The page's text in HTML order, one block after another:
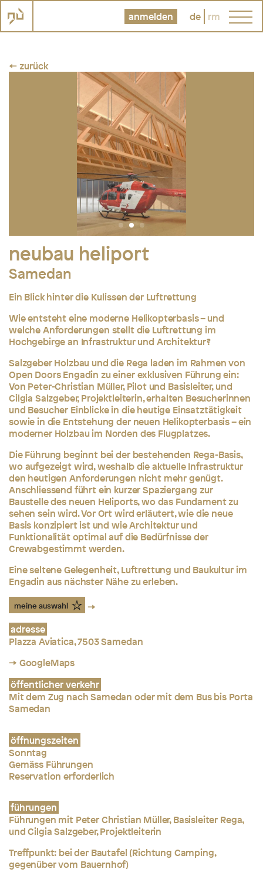
anmelden de rm
← zurück
neubau heliport
Samedan
Ein Blick hinter die Kulissen der Luftrettung
Wie entsteht eine moderne Helikopterbasis – und
welche Anforderungen stellt die Luftrettung im
Hochgebirge an Infrastruktur und Architektur?
Salzgeber Holzbau und die Rega laden im Rahmen von
Open Doors Engadin zu einer exklusiven Führung ein:
Von Peter-Christian Müller, Pilot und Basisleiter, und
Cilgia Salzgeber, Projektleiterin, erhalten Besucherinnen
und Besucher Einblicke in die heutige Einsatztätigkeit
sowie in die Entstehung der neuen Helikopterbasis – ein
moderner Holzbau im Norden des Flugplatzes.
Die Führung beginnt bei der bestehenden Rega-Basis,
wo aufgezeigt wird, weshalb die aktuelle Infrastruktur
den heutigen Anforderungen nicht mehr genügt.
Anschliessend führt ein kurzer Spaziergang zur
Baustelle des neuen Heliports, wo das Fundament zu
sehen sein wird. Vor Ort wird erläutert, wie die neue
Basis konzipiert ist und wie Architektur und
Funktionalität optimal auf die Bedürfnisse der
Crewabgestimmt werden.
Eine seltene Gelegenheit, Luftrettung und Baukultur im
Engadin aus nächster Nähe zu erleben.
meine auswahl
adresse
Plazza Aviatica, 7503 Samedan
→ GoogleMaps
öffentlicher verkehr
Mit dem Zug nach Samedan oder mit dem Bus bis Porta
Samedan
öffnungszeiten
Sonntag
Gemäss Führungen
Reservation erforderlich
führungen
Führungen mit Peter Christian Müller, Basisleiter Rega,
und Cilgia Salzgeber, Projektleiterin
Treffpunkt: bei der Bautafel (Richtung Camping,
gegenüber vom Bauernhof)